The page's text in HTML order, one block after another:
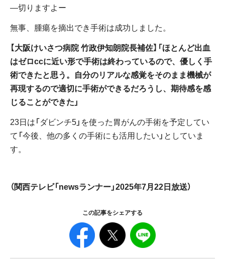
―切りますよー
無事、腫瘍を摘出でき手術は成功しました。
【大阪けいさつ病院 竹政伊知朗院長補佐】「ほとんど出血
はゼロccに近い形で手術は終わっているので、優しく手
術できたと思う。自分のリアルな感覚をそのまま機械が
再現するので適切に手術ができるだろうし、期待感を感
じることができた」
23日は「ダビンチ5」を使った胃がんの手術を予定してい
て「今後、他の多くの手術にも活用したい」としていま
す。
（関西テレビ「newsランナー」2025年7月22日放送）
この記事をシェアする